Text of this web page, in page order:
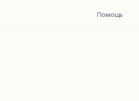
Помощь